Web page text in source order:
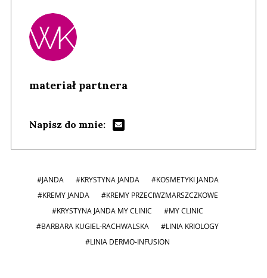
materiał partnera
Napisz do mnie:
#JANDA #KRYSTYNA JANDA
#KOSMETYKI JANDA
#KREMY JANDA
#KREMY PRZECIWZMARSZCZKOWE
#KRYSTYNA JANDA MY CLINIC
#MY CLINIC
#BARBARA KUGIEL-RACHWALSKA
#LINIA KRIOLOGY
#LINIA DERMO-INFUSION